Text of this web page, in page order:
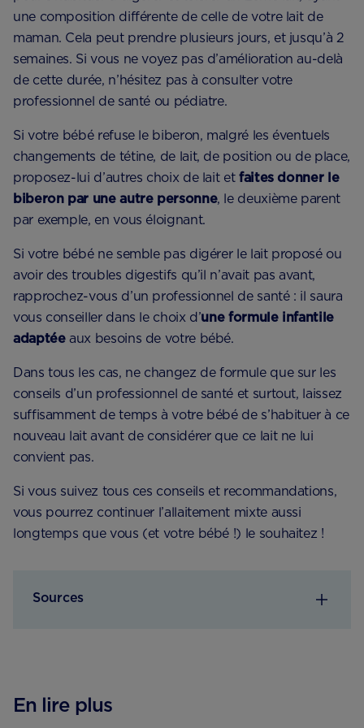
une composition différente de celle de votre lait de
maman. Cela peut prendre plusieurs jours, et jusqu’à 2
semaines. Si vous ne voyez pas d’amélioration au-delà
de cette durée, n’hésitez pas à consulter votre
professionnel de santé ou pédiatre.
Si votre bébé refuse le biberon, malgré les éventuels
changements de tétine, de lait, de position ou de place,
proposez-lui d’autres choix de lait et faites donner le
biberon par une autre personne, le deuxième parent
par exemple, en vous éloignant.
Si votre bébé ne semble pas digérer le lait proposé ou
avoir des troubles digestifs qu’il n’avait pas avant,
rapprochez-vous d’un professionnel de santé : il saura
vous conseiller dans le choix d’une formule infantile
adaptée aux besoins de votre bébé.
Dans tous les cas, ne changez de formule que sur les
conseils d’un professionnel de santé et surtout, laissez
suffisamment de temps à votre bébé de s’habituer à ce
nouveau lait avant de considérer que ce lait ne lui
convient pas.
Si vous suivez tous ces conseils et recommandations,
vous pourrez continuer l’allaitement mixte aussi
longtemps que vous (et votre bébé !) le souhaitez !
Sources
En lire plus